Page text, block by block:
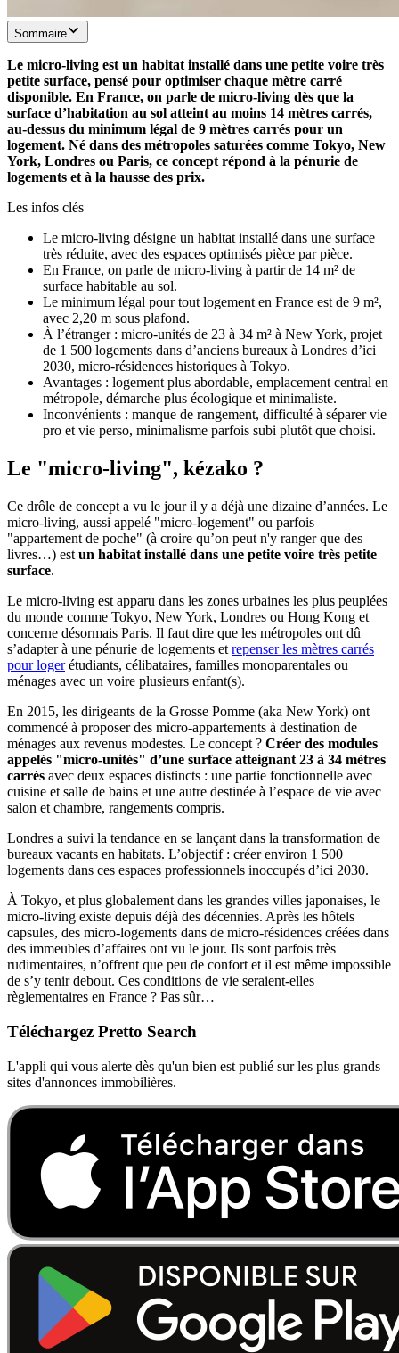
Sommaire
Le micro-living est un habitat installé dans une petite voire très
petite surface, pensé pour optimiser chaque mètre carré
disponible. En France, on parle de micro-living dès que la
surface d’habitation au sol atteint au moins 14 mètres carrés,
au-dessus du minimum légal de 9 mètres carrés pour un
logement. Né dans des métropoles saturées comme Tokyo, New
York, Londres ou Paris, ce concept répond à la pénurie de
logements et à la hausse des prix.
Les infos clés
Le micro-living désigne un habitat installé dans une surface
très réduite, avec des espaces optimisés pièce par pièce.
En France, on parle de micro-living à partir de 14 m² de
surface habitable au sol.
Le minimum légal pour tout logement en France est de 9 m²,
avec 2,20 m sous plafond.
À l’étranger : micro-unités de 23 à 34 m² à New York, projet
de 1 500 logements dans d’anciens bureaux à Londres d’ici
2030, micro-résidences historiques à Tokyo.
Avantages : logement plus abordable, emplacement central en
métropole, démarche plus écologique et minimaliste.
Inconvénients : manque de rangement, difficulté à séparer vie
pro et vie perso, minimalisme parfois subi plutôt que choisi.
Le "micro-living", kézako ?
Ce drôle de concept a vu le jour il y a déjà une dizaine d’années. Le
micro-living, aussi appelé "micro-logement" ou parfois
"appartement de poche" (à croire qu’on peut n'y ranger que des
livres…) est un habitat installé dans une petite voire très petite
surface.
Le micro-living est apparu dans les zones urbaines les plus peuplées
du monde comme Tokyo, New York, Londres ou Hong Kong et
concerne désormais Paris. Il faut dire que les métropoles ont dû
s’adapter à une pénurie de logements et repenser les mètres carrés
pour logerétudiants, célibataires, familles monoparentales ou
ménages avec un voire plusieurs enfant(s).
En 2015, les dirigeants de la Grosse Pomme (aka New York) ont
commencé à proposer des micro-appartements à destination de
ménages aux revenus modestes. Le concept ? Créer des modules
appelés "micro-unités" d’une surface atteignant 23 à 34 mètres
carrés avec deux espaces distincts : une partie fonctionnelle avec
cuisine et salle de bains et une autre destinée à l’espace de vie avec
salon et chambre, rangements compris.
Londres a suivi la tendance en se lançant dans la transformation de
bureaux vacants en habitats. L’objectif : créer environ 1 500
logements dans ces espaces professionnels inoccupés d’ici 2030.
À Tokyo, et plus globalement dans les grandes villes japonaises, le
micro-living existe depuis déjà des décennies. Après les hôtels
capsules, des micro-logements dans de micro-résidences créées dans
des immeubles d’affaires ont vu le jour. Ils sont parfois très
rudimentaires, n’offrent que peu de confort et il est même impossible
de s’y tenir debout. Ces conditions de vie seraient-elles
règlementaires en France ? Pas sûr…
Téléchargez Pretto Search
L'appli qui vous alerte dès qu'un bien est publié sur les plus grands
sites d'annonces immobilières.